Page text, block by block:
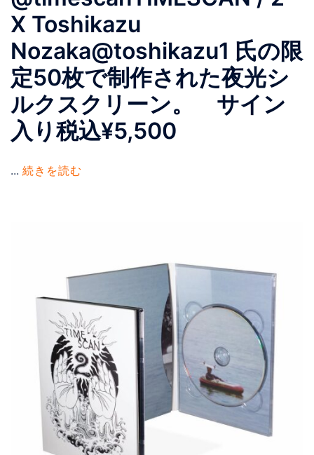
X Toshikazu
Nozaka@toshikazu1 氏の限
定50枚で制作された夜光シ
ルクスクリーン。 サイン
入り︎税込¥5,500
... 続きを読む